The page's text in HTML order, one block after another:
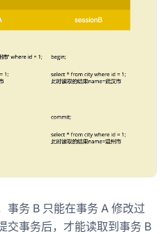
事务 B 只能在事务 A 修改过
交事务后，才能读取到事务 B